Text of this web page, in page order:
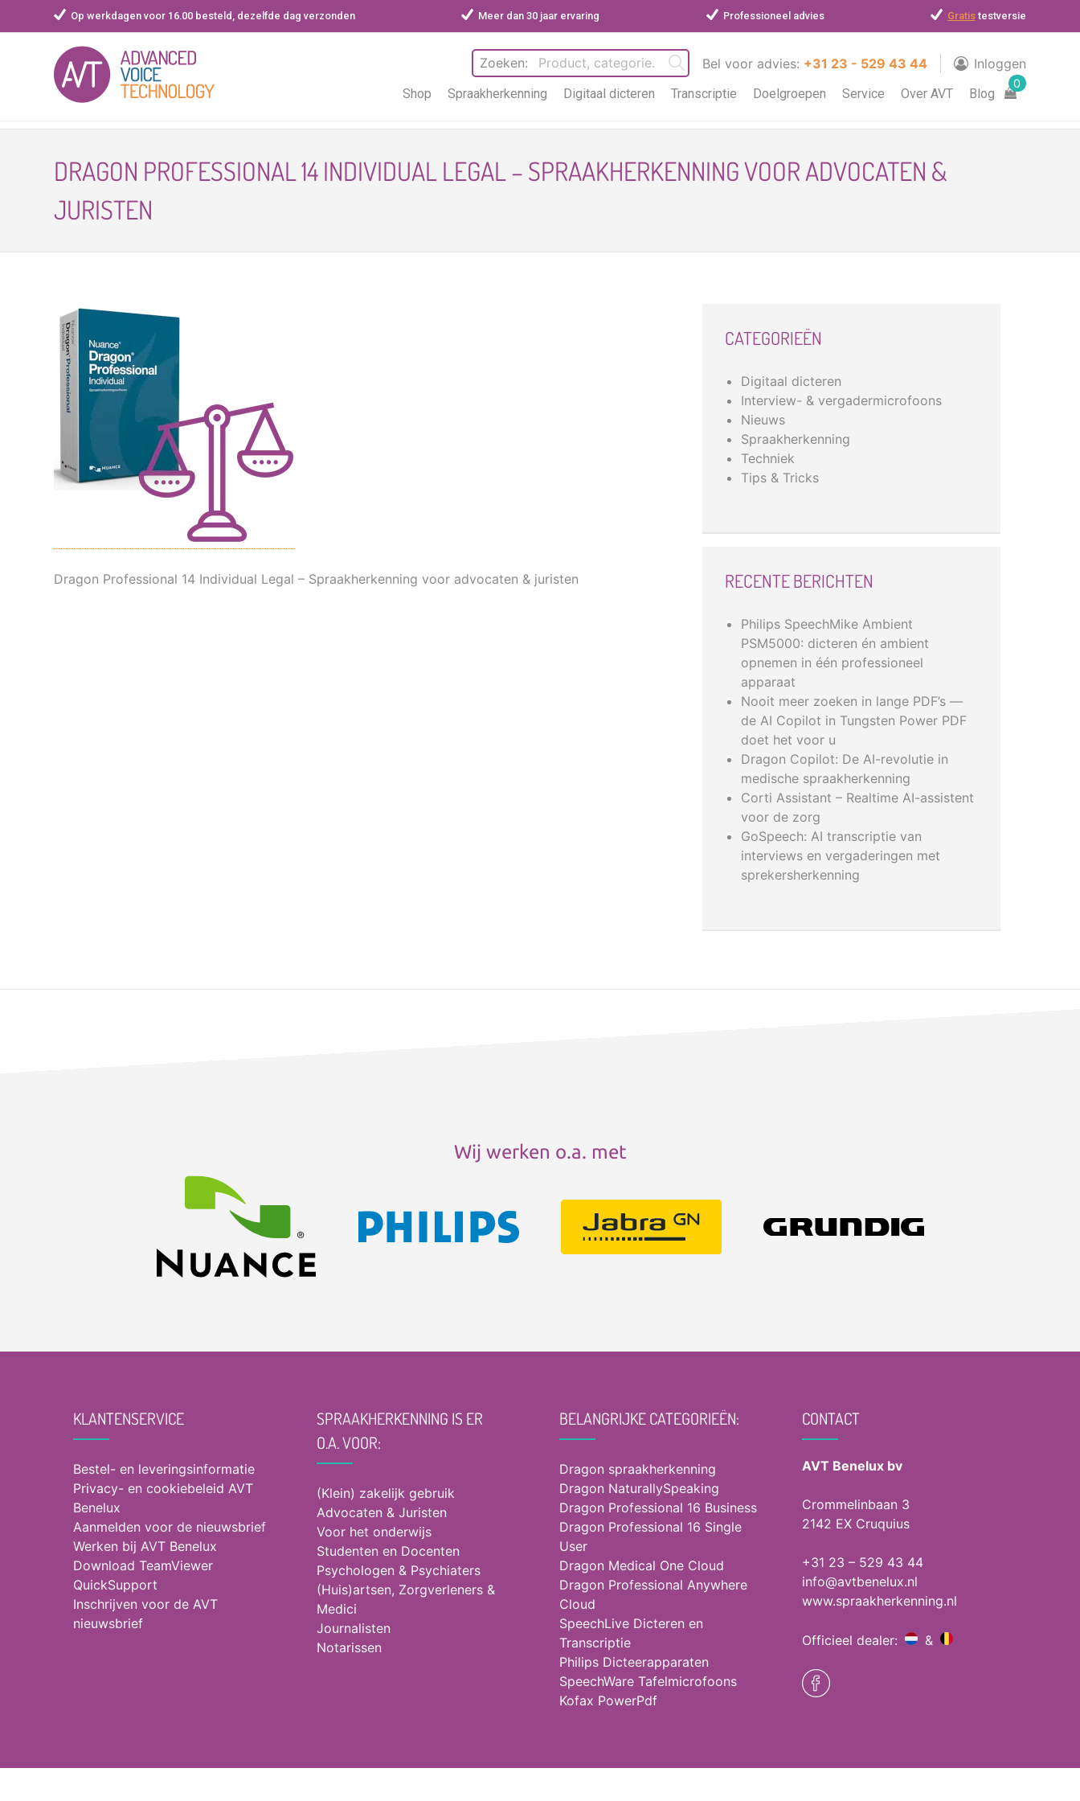
Op werkdagen voor 16.00 besteld, dezelfde dag verzonden Meer dan 30 jaar ervaring Professioneel advies Gratistestversie
Inloggen
Bel voor advies: +31 23 - 529 43 44
Zoeken:
0
Shop Spraakherkenning Digitaal dicteren Transcriptie Doelgroepen Service Over AVT Blog
DRAGON PROFESSIONAL 14 INDIVIDUAL LEGAL – SPRAAKHERKENNING VOOR ADVOCATEN &
JURISTEN
Dragon Professional 14 Individual Legal – Spraakherkenning voor advocaten & juristen
CATEGORIEËN
Digitaal dicteren
Interview- & vergadermicrofoons
Nieuws
Spraakherkenning
Techniek
Tips & Tricks
RECENTE BERICHTEN
Philips SpeechMike Ambient
PSM5000: dicteren én ambient
opnemen in één professioneel
apparaat
Nooit meer zoeken in lange PDF’s —
de AI Copilot in Tungsten Power PDF
doet het voor u
Dragon Copilot: De AI-revolutie in
medische spraakherkenning
Corti Assistant – Realtime AI-assistent
voor de zorg
GoSpeech: AI transcriptie van
interviews en vergaderingen met
sprekersherkenning
Wij werken o.a. met
KLANTENSERVICE
Bestel- en leveringsinformatie
Privacy- en cookiebeleid AVT
Benelux
Aanmelden voor de nieuwsbrief
Werken bij AVT Benelux
Download TeamViewer
QuickSupport
Inschrijven voor de AVT
nieuwsbrief
SPRAAKHERKENNING IS ER
O.A. VOOR:
(Klein) zakelijk gebruik
Advocaten & Juristen
Voor het onderwijs
Studenten en Docenten
Psychologen & Psychiaters
(Huis)artsen, Zorgverleners &
Medici
Journalisten
Notarissen
BELANGRIJKE CATEGORIEËN:
Dragon spraakherkenning
Dragon NaturallySpeaking
Dragon Professional 16 Business
Dragon Professional 16 Single
User
Dragon Medical One Cloud
Dragon Professional Anywhere
Cloud
SpeechLive Dicteren en
Transcriptie
Philips Dicteerapparaten
SpeechWare Tafelmicrofoons
Kofax PowerPdf
CONTACT
AVT Benelux bv
Crommelinbaan 3
2142 EX Cruquius
+31 23 – 529 43 44
info@avtbenelux.nl
www.spraakherkenning.nl
Officieel dealer: &